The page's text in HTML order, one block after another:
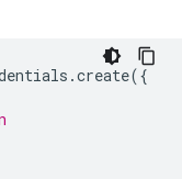
.create({